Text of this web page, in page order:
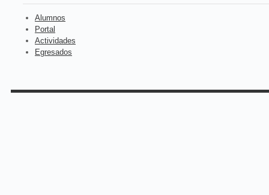
Alumnos
Portal
Actividades
Egresados